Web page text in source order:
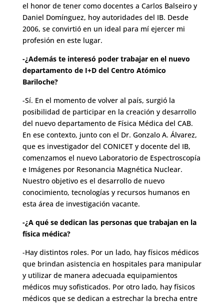
el honor de tener como docentes a Carlos Balseiro y
Daniel Domínguez, hoy autoridades del IB. Desde
2006, se convirtió en un ideal para mí ejercer mi
profesión en este lugar.
-¿Además te interesó poder trabajar en el nuevo
departamento de I+D del Centro Atómico
Bariloche?
-Sí. En el momento de volver al país, surgió la
posibilidad de participar en la creación y desarrollo
del nuevo departamento de Física Médica del CAB.
En ese contexto, junto con el Dr. Gonzalo A. Álvarez,
que es investigador del CONICET y docente del IB,
comenzamos el nuevo Laboratorio de Espectroscopía
e Imágenes por Resonancia Magnética Nuclear.
Nuestro objetivo es el desarrollo de nuevo
conocimiento, tecnologías y recursos humanos en
esta área de investigación vacante.
-¿A qué se dedican las personas que trabajan en la
física médica?
-Hay distintos roles. Por un lado, hay físicos médicos
que brindan asistencia en hospitales para manipular
y utilizar de manera adecuada equipamientos
médicos muy sofisticados. Por otro lado, hay físicos
médicos que se dedican a estrechar la brecha entre